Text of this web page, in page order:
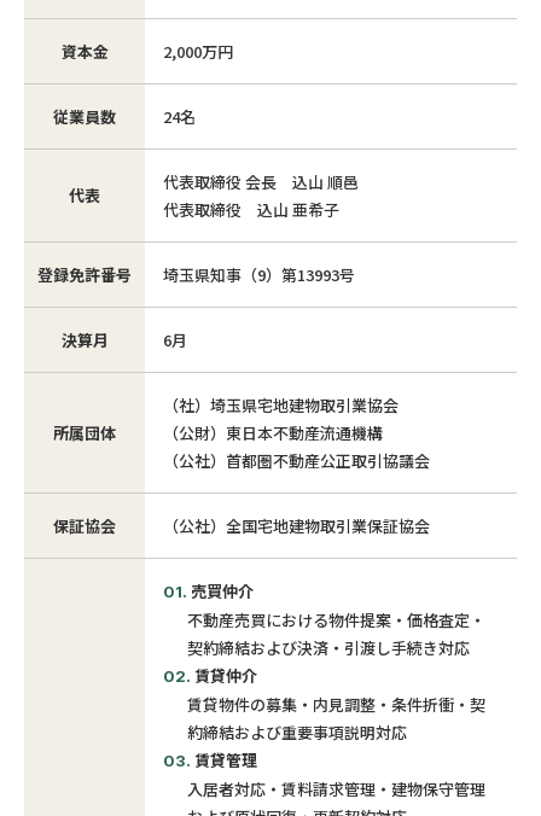
資本金 2,000万円
従業員数 24名
代表
代表取締役 会長 込山 順邑
代表取締役 込山 亜希子
登録免許番号 埼玉県知事（9）第13993号
決算月 6月
所属団体
（社）埼玉県宅地建物取引業協会
（公財）東日本不動産流通機構
（公社）首都圏不動産公正取引協議会
保証協会 （公社）全国宅地建物取引業保証協会
売買仲介
不動産売買における物件提案・価格査定・
契約締結および決済・引渡し手続き対応
賃貸仲介
賃貸物件の募集・内見調整・条件折衝・契
約締結および重要事項説明対応
賃貸管理
入居者対応・賃料請求管理・建物保守管理